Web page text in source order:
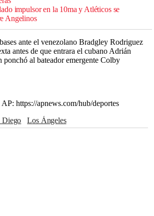
impulsor en la 10ma y Atléticos se
Angelinos
ante el venezolano Bradgley Rodriguez
antes de que entrara el cubano Adrián
al bateador emergente Colby
https://apnews.com/hub/deportes
Diego Los Ángeles